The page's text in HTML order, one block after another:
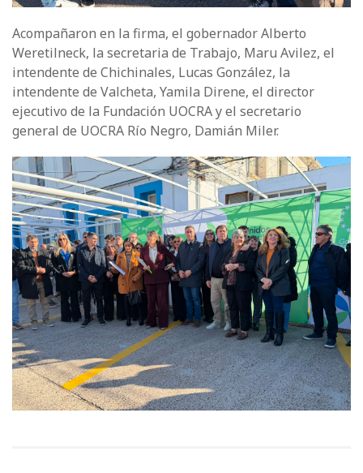
Acompañaron en la firma, el gobernador Alberto
Weretilneck, la secretaria de Trabajo, Maru Avilez, el
intendente de Chichinales, Lucas González, la
intendente de Valcheta, Yamila Direne, el director
ejecutivo de la Fundación UOCRA y el secretario
general de UOCRA Río Negro, Damián Miler.